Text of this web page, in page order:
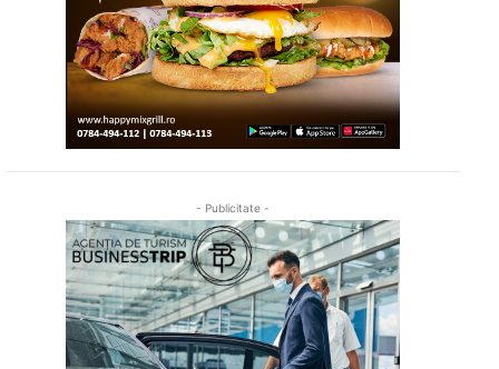
- Publicitate -